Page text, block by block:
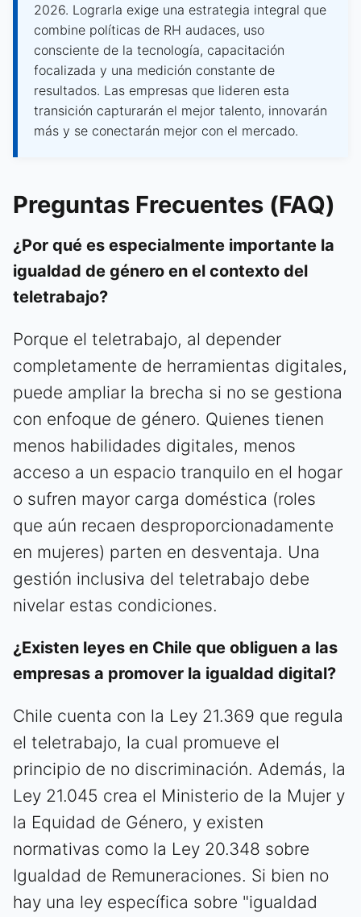
2026. Lograrla exige una estrategia integral que
combine políticas de RH audaces, uso
consciente de la tecnología, capacitación
focalizada y una medición constante de
resultados. Las empresas que lideren esta
transición capturarán el mejor talento, innovarán
más y se conectarán mejor con el mercado.
Preguntas Frecuentes (FAQ)
¿Por qué es especialmente importante la
igualdad de género en el contexto del
teletrabajo?
Porque el teletrabajo, al depender
completamente de herramientas digitales,
puede ampliar la brecha si no se gestiona
con enfoque de género. Quienes tienen
menos habilidades digitales, menos
acceso a un espacio tranquilo en el hogar
o sufren mayor carga doméstica (roles
que aún recaen desproporcionadamente
en mujeres) parten en desventaja. Una
gestión inclusiva del teletrabajo debe
nivelar estas condiciones.
¿Existen leyes en Chile que obliguen a las
empresas a promover la igualdad digital?
Chile cuenta con la Ley 21.369 que regula
el teletrabajo, la cual promueve el
principio de no discriminación. Además, la
Ley 21.045 crea el Ministerio de la Mujer y
la Equidad de Género, y existen
normativas como la Ley 20.348 sobre
Igualdad de Remuneraciones. Si bien no
hay una ley específica sobre "igualdad